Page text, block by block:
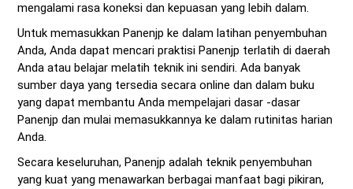
mengalami rasa koneksi dan kepuasan yang lebih dalam.
Untuk memasukkan Panenjp ke dalam latihan penyembuhan
Anda, Anda dapat mencari praktisi Panenjp terlatih di daerah
Anda atau belajar melatih teknik ini sendiri. Ada banyak
sumber daya yang tersedia secara online dan dalam buku
yang dapat membantu Anda mempelajari dasar -dasar
Panenjp dan mulai memasukkannya ke dalam rutinitas harian
Anda.
Secara keseluruhan, Panenjp adalah teknik penyembuhan
yang kuat yang menawarkan berbagai manfaat bagi pikiran,